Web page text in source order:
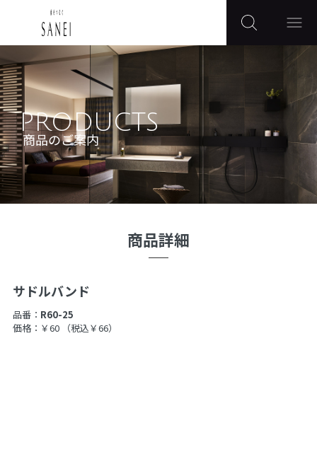
PRODUCTS
商品のご案内
商品詳細
サドルバンド
品番： R60-25
価格：￥60
（税込￥66）